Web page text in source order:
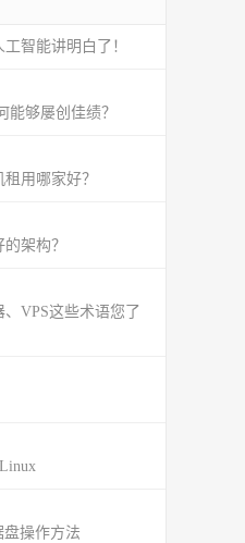
智能讲明白了！
能够屡创佳绩？
用哪家好？
架构？
VPS这些术语您了
操作方法